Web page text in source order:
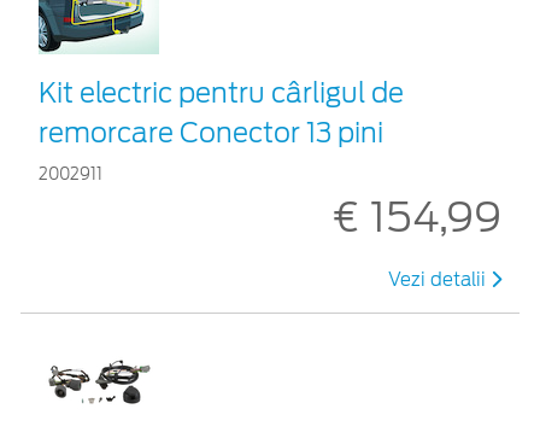
Kit electric pentru cârligul de
remorcare Conector 13 pini
2002911
€ 154,99
Vezi detalii